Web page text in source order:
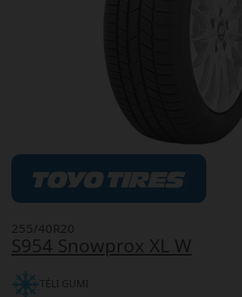
S954 Snowprox XL W
255/40R20
TÉLI GUMI